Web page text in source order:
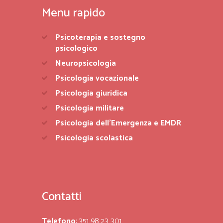
Menu rapido
Psicoterapia e sostegno
psicologico
Neuropsicologia
Psicologia vocazionale
Psicologia giuridica
Psicologia militare
Psicologia dell’Emergenza e EMDR
Psicologia scolastica
Contatti